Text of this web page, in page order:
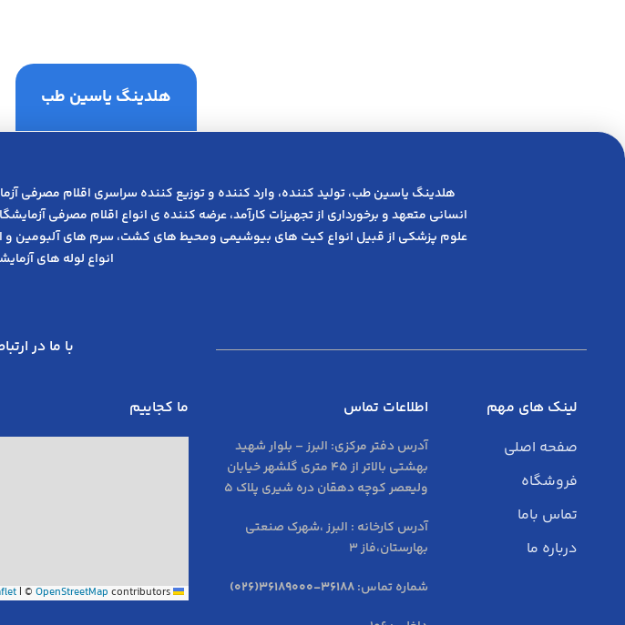
هلدینگ یاسین طب
هلدینگ یاسین طب، تولید کننده، وارد کننده و توزیع کننده سراسری اقلام مصرفی
انسانی متعهد و ﺑﺮﺧﻮرداری از ﺗﺠﻬﯿﺰات ﮐﺎرآﻣﺪ، عرضه کننده ی انواع اﻗﻼم مصرفی
علوم پزشکی از قبیل انواع کیت های بیوشیمی ومحیط های کشت، سرم های آلبومین
انواع لوله های
با ما در
لینک های مهم
صفحه اصلی
فروشگاه
تماس باما
درباره ما
اطلاعات تماس
آدرس دفتر مرکزی: البرز – بلوار شهید
بهشتی بالاتر از 45 متری گلشهر خیابان
ولیعصر کوچه دهقان دره شیری پلاک 5
آدرس کارخانه : البرز ،شهرک صنعتی
بهارستان،فاز 3
شماره تماس:36188-36189000(026)
ما کجاییم
Leaflet
| © OpenStreetMap contributors